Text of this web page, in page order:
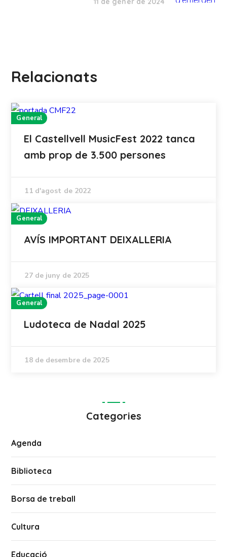
Relacionats
General
El Castellvell MusicFest 2022 tanca
amb prop de 3.500 persones
11 d'agost de 2022
General
AVÍS IMPORTANT DEIXALLERIA
27 de juny de 2025
General
Ludoteca de Nadal 2025
18 de desembre de 2025
Categories
Agenda
Biblioteca
Borsa de treball
Cultura
Educació